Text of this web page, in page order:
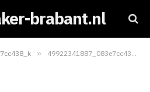
brabant.nl
» 49922341887_083e7cc438_k